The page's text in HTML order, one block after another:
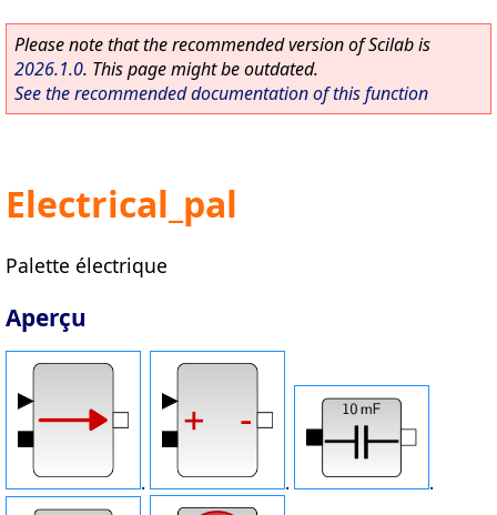
Please note that the recommended version of Scilab is
2026.1.0. This page might be outdated.
See the recommended documentation of this function
Electrical_pal
Palette électrique
Aperçu
. . .